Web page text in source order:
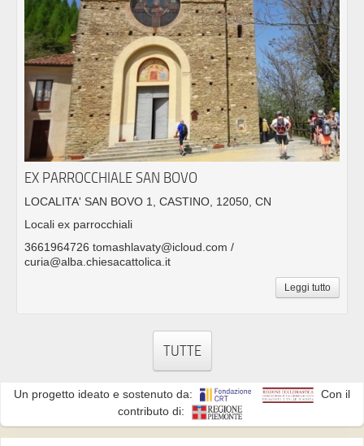
EX PARROCCHIALE SAN BOVO
LOCALITA' SAN BOVO 1, CASTINO, 12050, CN
Locali ex parrocchiali
3661964726 tomashlavaty@icloud.com /
curia@alba.chiesacattolica.it
Leggi tutto
TUTTE
Un progetto ideato e sostenuto da:
Con il
contributo di: